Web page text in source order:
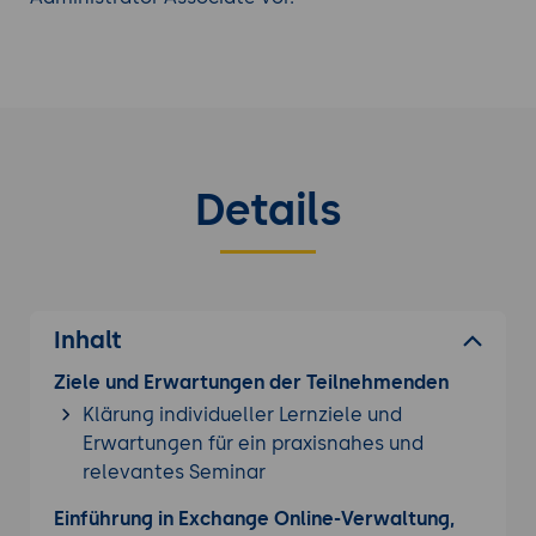
Details
Inhalt
Ziele und Erwartungen der Teilnehmenden
Klärung individueller Lernziele und
Erwartungen für ein praxisnahes und
relevantes Seminar
Einführung in Exchange Online-Verwaltung,